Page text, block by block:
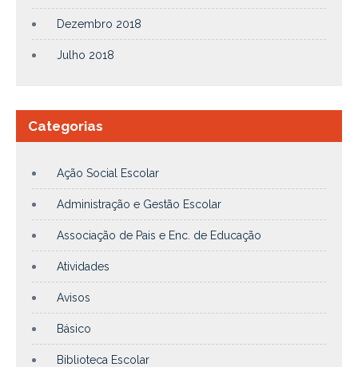
Dezembro 2018
Julho 2018
Categorias
Ação Social Escolar
Administração e Gestão Escolar
Associação de Pais e Enc. de Educação
Atividades
Avisos
Básico
Biblioteca Escolar